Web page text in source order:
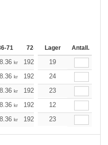
71 72-143 144-287
Lager Antall.
kr 192.00 182.41
19
kr 192.00 182.41
24
kr 192.00 182.41
23
kr 192.00 182.41
12
kr 192.00 182.41
23